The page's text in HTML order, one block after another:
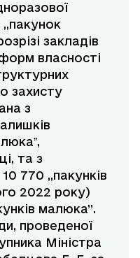
закладів
власності
захисту
з
та з
770 „пакунків
2022 року)
малюка”.
проведеної
Міністра